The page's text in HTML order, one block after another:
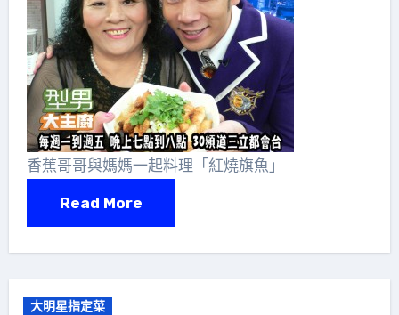
香蕉哥哥與媽媽一起料理「紅燒旗魚」
Read More
大明星指定菜